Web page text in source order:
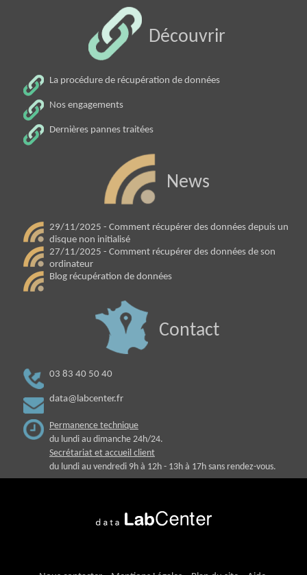
Découvrir
La procédure de récupération de données
Nos engagements
Dernières pannes traitées
News
29/11/2025 - Comment récupérer des données depuis un
disque non initialisé
27/11/2025 - Comment récupérer des données de son
ordinateur
Blog récupération de données
Contact
03 83 40 50 40
data@labcenter.fr
Permanence technique
du lundi au dimanche 24h/24.
Secrétariat et accueil client
du lundi au vendredi 9h à 12h - 13h à 17h sans rendez-vous.